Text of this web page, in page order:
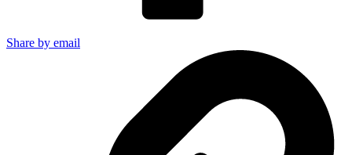
Share by email